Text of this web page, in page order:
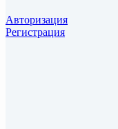
Авторизация
Регистрация